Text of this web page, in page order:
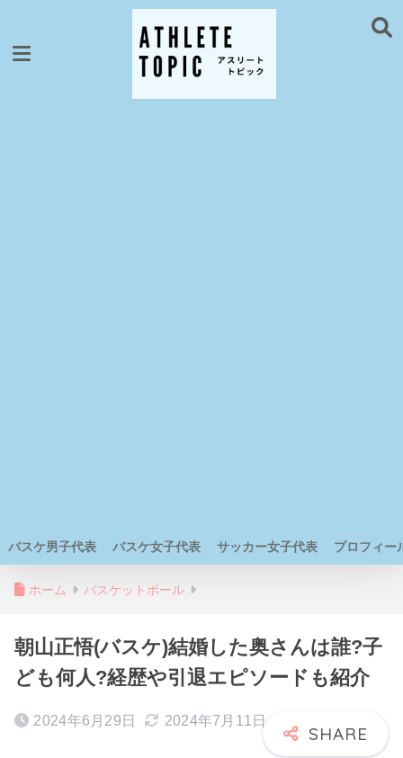
バスケ男子代表 バスケ女子代表 サッカー女子代表 プロフィー
ホーム バスケットボール
朝山正悟(バスケ)結婚した奥さんは誰?子
ども何人?経歴や引退エピソードも紹介
2024年6月29日 2024年7月11日